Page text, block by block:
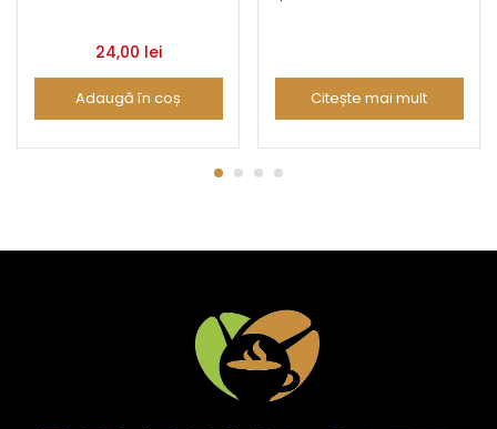
24,00 lei
Adaugă în coș Citește mai mult